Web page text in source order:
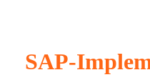
SAP-